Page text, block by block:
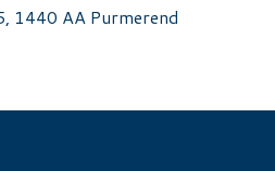
1440 AA Purmerend